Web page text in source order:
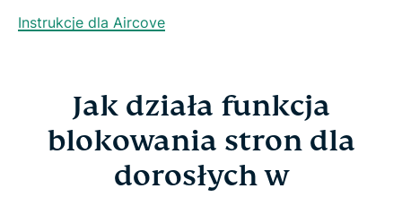
Instrukcje dla Aircove
Jak działa funkcja
blokowania stron dla
dorosłych w